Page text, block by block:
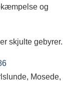
og
skjulte gebyrer.
Mosede,